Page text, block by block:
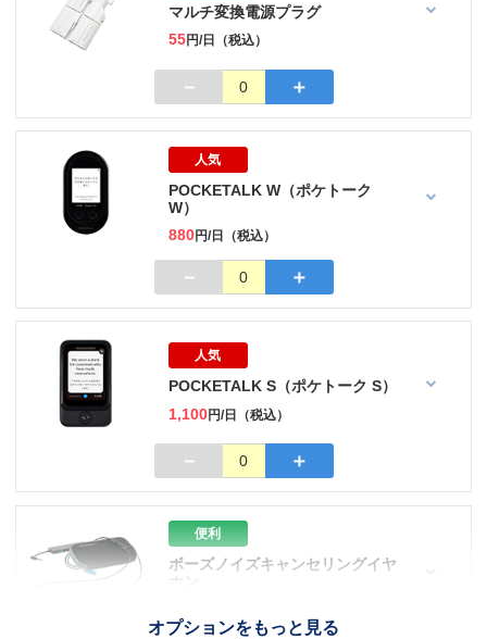
マルチ変換電源プラグ
55円/日（税込）
－ 0 ＋
人気
POCKETALK W（ポケトーク
W）
880円/日（税込）
－ 0 ＋
人気
POCKETALK S（ポケトーク S）
1,100円/日（税込）
－ 0 ＋
オプションをもっと見る
便利
ボーズノイズキャンセリングイヤ
ホン